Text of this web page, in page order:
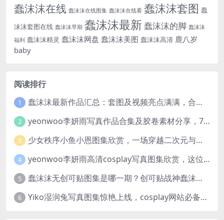
蠢沫沫在线 蠢沫沫在线图集 蠢沫沫在线看 蠢沫沫套图 蠢
沫沫套图在线 蠢沫沫早期 蠢沫沫最新 蠢沫沫的脚 蠢沫沫
福利 蠢沫沫精灵 蠢沫沫网盘 蠢沫沫美图 蠢沫沫高清 鹿八岁
baby
阅读排行
1 蠢沫沫最新作品汇总：套图及视频亮点满满，合集一次看够
2 yeonwoo李妍雨写真作品合集及胶卷素材分享，7套牛奶胶卷完整版高清图片
3 少女秩序小鱼小恩图集欣赏，一场穿越二次元与现实的视觉盛宴
4 yeonwoo李妍雨高清cosplay写真图集欣赏，这位女神太美了
5 蠢沫沫无创可贴图集是哪一期？创可贴战神蠢沫沫合集欣赏
6 Yiko湿润兔写真图集惊艳上线，cosplay网站必备作品推荐